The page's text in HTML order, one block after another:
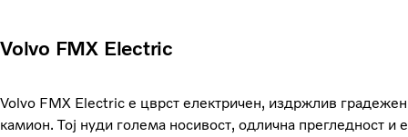
Volvo FMX Electric
Volvo FMX Electric е цврст електричен, издржлив градежен
камион. Тој нуди голема носивост, одлична прегледност и е